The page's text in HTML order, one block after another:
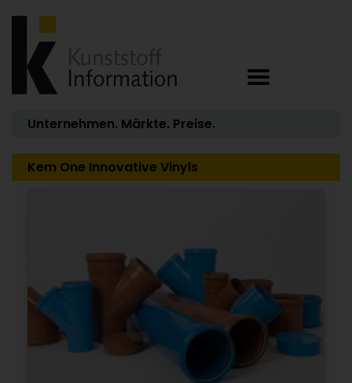
Unternehmen. Märkte. Preise.
Kem One Innovative Vinyls